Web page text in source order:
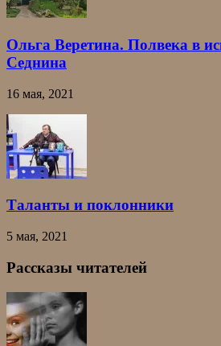
Ольга Веретина. Полвека в
Седнина
16 мая, 2021
Таланты и поклонники
5 мая, 2021
Рассказы читателей